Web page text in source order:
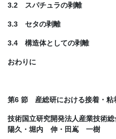
3.2 スパチュラの剥離
3.3 セタの剥離
3.4 構造体としての剥離
おわりに
第6 節 産総研における接着・粘
技術国立研究開発法人産業技
陽久・堀内 伸・田嶌 一樹